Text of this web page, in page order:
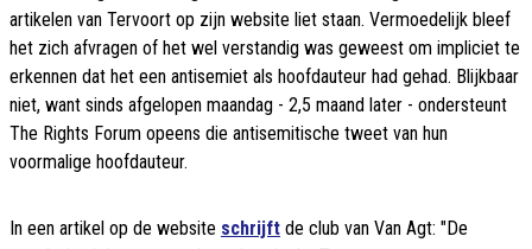
artikelen van Tervoort op zijn website liet staan. Vermoedelijk bleef
het zich afvragen of het wel verstandig was geweest om impliciet te
erkennen dat het een antisemiet als hoofdauteur had gehad. Blijkbaar
niet, want sinds afgelopen maandag - 2,5 maand later - ondersteunt
The Rights Forum opeens die antisemitische tweet van hun
voormalige hoofdauteur.
In een artikel op de website schrijft de club van Van Agt: "De